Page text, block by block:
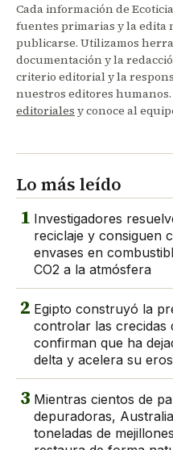
Cada información de
fuentes primarias y la edita
publicarse. Utilizamos
documentación y la
criterio editorial y la
nuestros editores
editoriales y conoce al
Lo más leído
1 Investigadores
reciclaje y consiguen
envases en
CO2 a la atmósfera
2 Egipto construyó la
controlar las crecidas
confirman que ha
delta y acelera su
3 Mientras cientos de
depuradoras,
toneladas de